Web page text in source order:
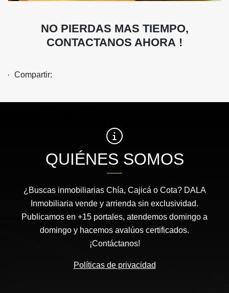
NO PIERDAS MAS TIEMPO,
CONTACTANOS AHORA !
Compartir:
QUIÉNES SOMOS
¿Buscas inmobiliarias Chía, Cajicá o Cota? DALA
Inmobiliaria vende y arrienda sin exclusividad.
Publicamos en +15 portales, atendemos domingo a
domingo y hacemos avalúos certificados.
¡Contáctanos!
Políticas de privacidad